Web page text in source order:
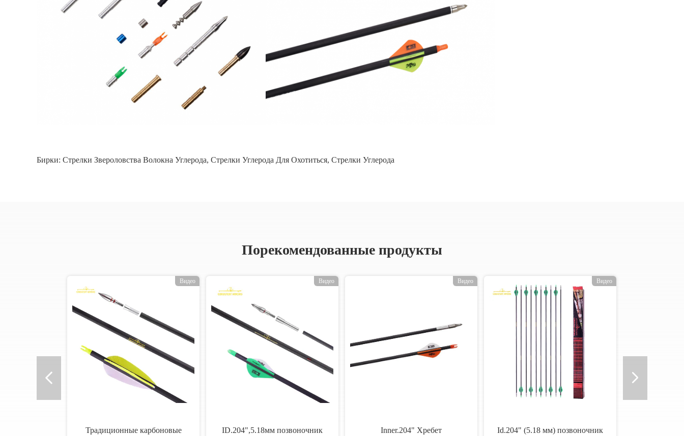
Бирки: Стрелки Звероловства Волокна Углерода, Стрелки Углерода Для Охотиться, Стрелки Углерода
Порекомендованные продукты
Видео
Традиционные карбоновые
Видео
ID.204",5.18мм позвоночник
Видео
Inner.204" Хребет
Видео
Id.204" (5.18 мм) позвоночник